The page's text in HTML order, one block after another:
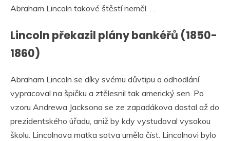
Abraham Lincoln takové štěstí neměl. . .
Lincoln překazil plány bankéřů (1850-
1860)
Abraham Lincoln se díky svému důvtipu a odhodlání
vypracoval na špičku a ztělesnil tak americký sen. Po
vzoru Andrewa Jacksona se ze zapadákova dostal až do
prezidentského úřadu, aniž by kdy vystudoval vysokou
školu. Lincolnova matka sotva uměla číst. Lincolnovi bylo